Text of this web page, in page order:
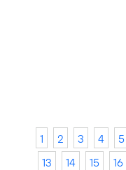
1 2 3 4 5
13
14 15 16